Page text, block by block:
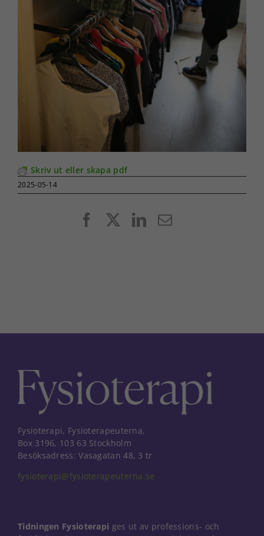
Skriv ut eller skapa pdf
2025-05-14
FacebookLinkedIn
E-
Fysioterapi, Fysioterapeuterna,
Box 3196, 103 63 Stockholm
Besöksadress: Vasagatan 48, 3 tr
fysioterapi@fysioterapeuterna.se
Tidningen Fysioterapi ges ut av professions- och